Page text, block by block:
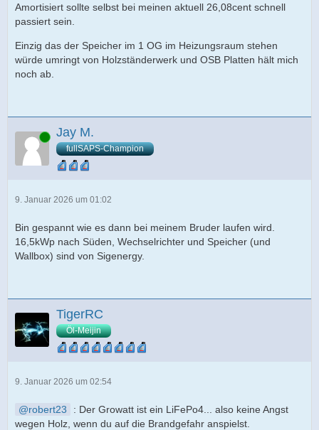
Amortisiert sollte selbst bei meinen aktuell 26,08cent schnell
passiert sein.
Einzig das der Speicher im 1 OG im Heizungsraum stehen
würde umringt von Holzständerwerk und OSB Platten hält mich
noch ab.
Online Jay M.
fullSAPS-Champion
9. Januar 2026 um 01:02
Bin gespannt wie es dann bei meinem Bruder laufen wird.
16,5kWp nach Süden, Wechselrichter und Speicher (und
Wallbox) sind von Sigenergy.
TigerRC
Öl-Meijin
9. Januar 2026 um 02:54
robert23
: Der Growatt ist ein LiFePo4... also keine Angst
wegen Holz, wenn du auf die Brandgefahr anspielst.